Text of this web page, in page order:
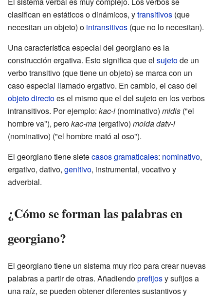
clasifican en estáticos o dinámicos, ytransitivos (que
necesitan un objeto) o intransitivos (que no lo necesitan).
Una característica especial del georgiano es la
construcción ergativa. Esto significa que el sujetode un
verbo transitivo (que tiene un objeto) se marca con un
caso especial llamado ergativo. En cambio, el caso del
objeto directoes el mismo que el del sujeto en los verbos
intransitivos. Por ejemplo: kac-i (nominativo) midis ("el
hombre va"), perokac-ma (ergativo) molda datv-i
(nominativo) ("el hombre mató al oso").
El georgiano tiene sietecasos gramaticales: nominativo,
ergativo, dativo, genitivo, instrumental, vocativo y
adverbial.
¿Cómo se forman las palabras en
georgiano?
El georgiano tiene un sistema muy rico para crear nuevas
palabras a partir de otras. Añadiendoprefijosy sufijos a
una raíz, se pueden obtener diferentes sustantivos y